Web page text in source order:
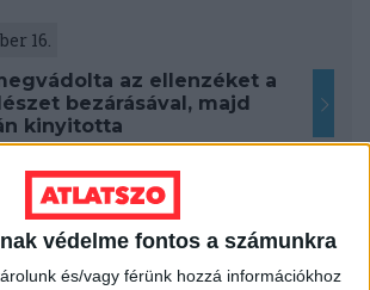
védelme fontos a számunkra
és/vagy férünk hozzá információkhoz
16.
az ellenzéket a
bezárásával, majd
kinyitotta
29.
azért futotta a
veszteséggel záró